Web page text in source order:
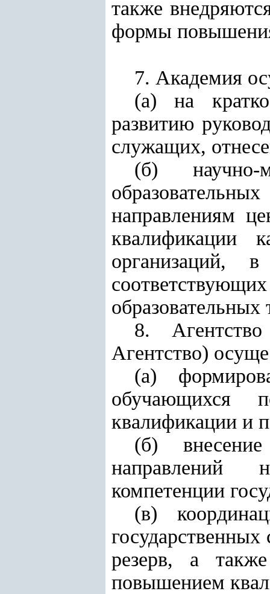
также
формы
7. Академия
(а) на
развитию
служащих,
(б) научно-
направлениям
квалификации
организаций,
8.
Агентство)
(а)
обучающихся
квалификации и
(б)
направлений
компетенции
(в)
резерв, а
повышением